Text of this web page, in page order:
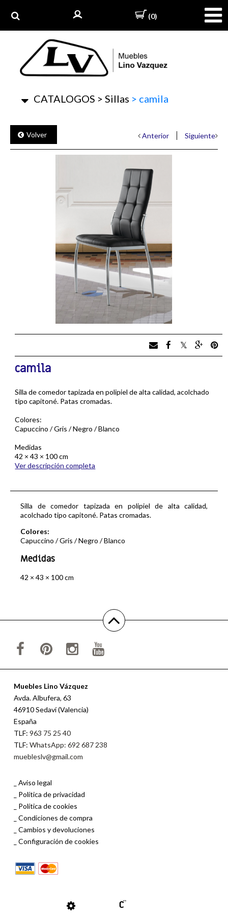
(0)
CATALOGOS > Sillas > camila
Volver Anterior Siguiente
camila
Silla de comedor tapizada en polipiel de alta calidad, acolchado
tipo capitoné. Patas cromadas.
Colores:
Capuccino / Gris / Negro / Blanco
Medidas
42 × 43 × 100 cm
Ver descripción completa
Silla de comedor tapizada en polipiel de alta calidad,
acolchado tipo capitoné. Patas cromadas.
Colores:
Capuccino / Gris / Negro / Blanco
Medidas
42 × 43 × 100 cm
Muebles Lino Vázquez
Avda. Albufera, 63
46910 Sedaví (Valencia)
España
TLF: 963 75 25 40
TLF: WhatsApp: 692 687 238
muebleslv@gmail.com
Aviso legal
Política de privacidad
Política de cookies
Condiciones de compra
Cambios y devoluciones
Configuración de cookies